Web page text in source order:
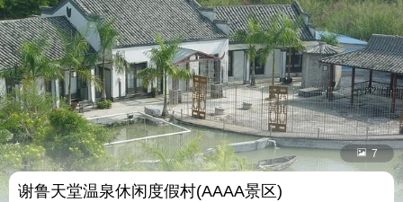
 7
谢鲁天堂温泉休闲度假村(AAAA景区)
